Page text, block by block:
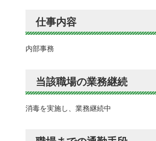
仕事内容
内部事務
当該職場の業務継続
消毒を実施し、業務継続中